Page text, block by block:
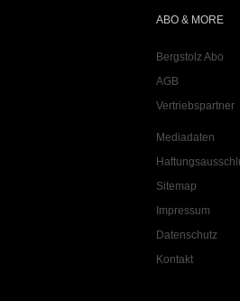
ABO & MORE
Bergstolz Abo
AGB
Vertriebspartner
Mediadaten
Sitemap
Impressum
Datenschutz
Kontakt